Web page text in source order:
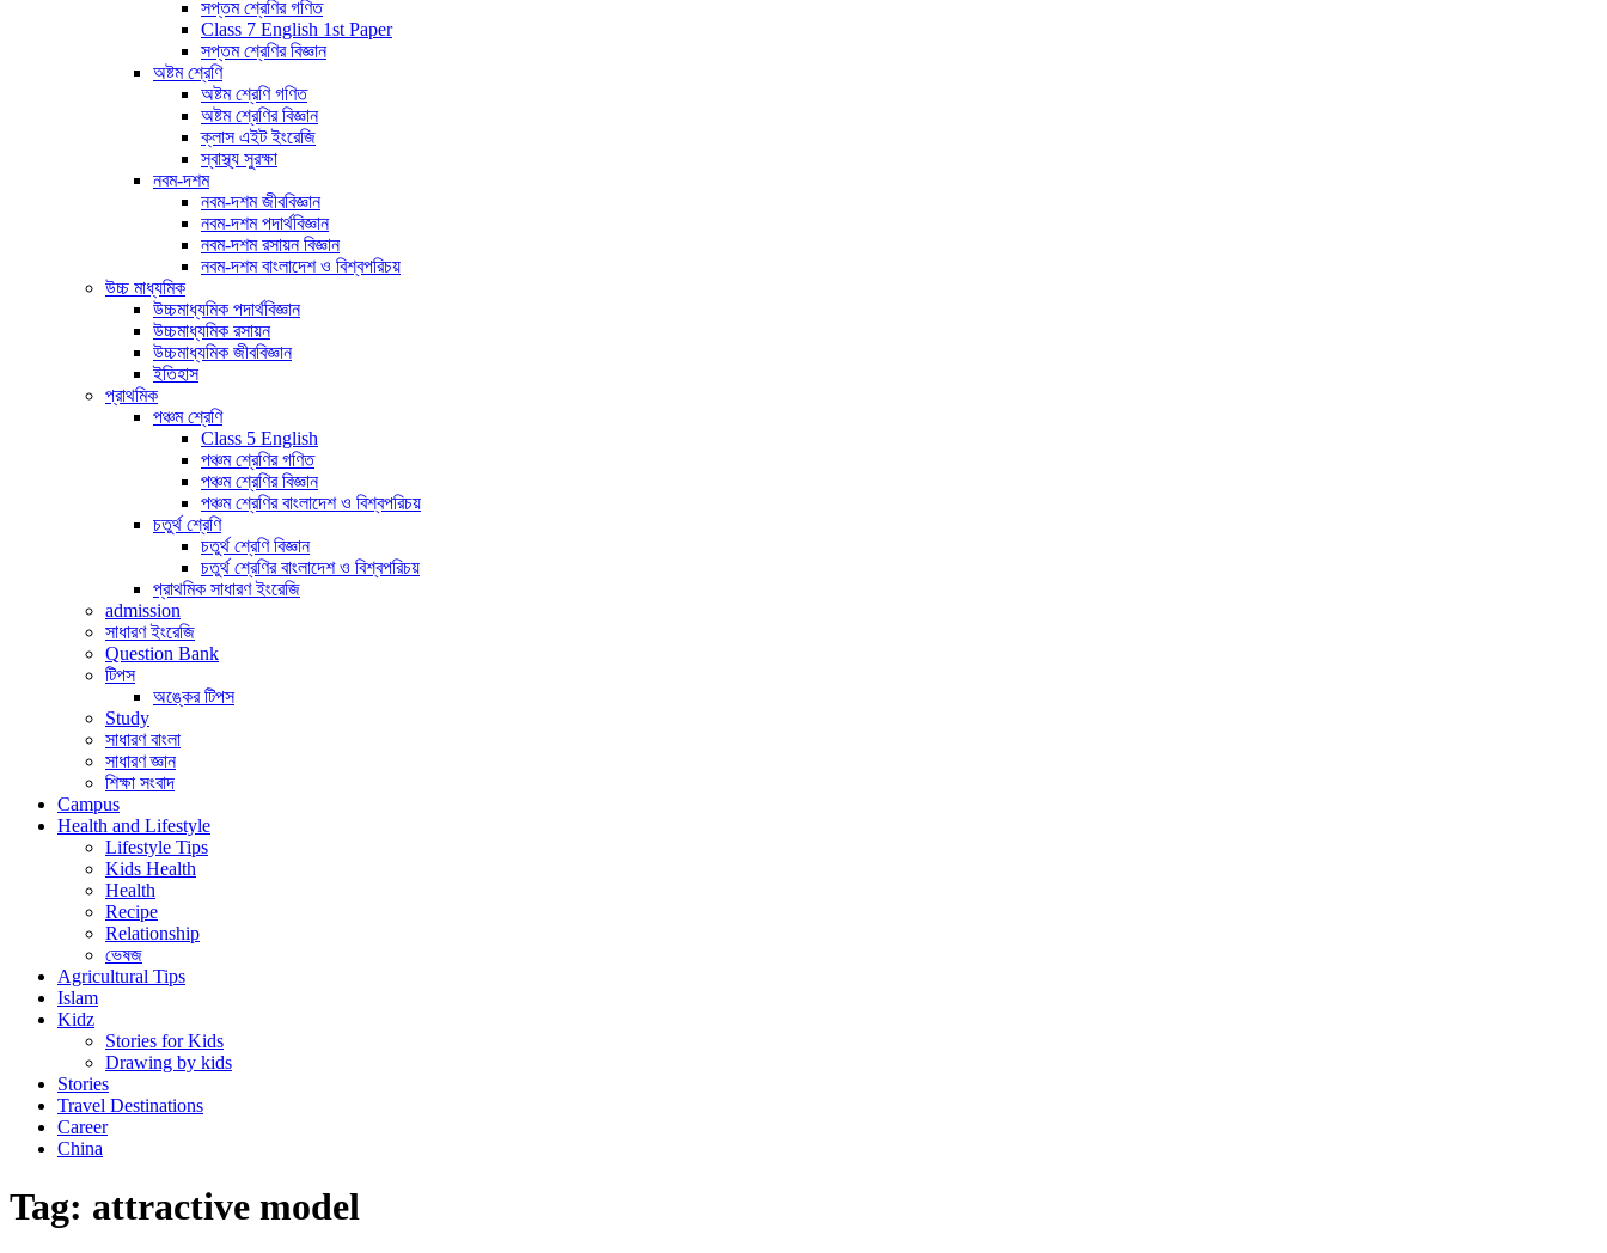
সপ্তম শ্রেণির গণিত
Class 7 English 1st Paper
সপ্তম শ্রেণির বিজ্ঞান
অষ্টম শ্রেণি
অষ্টম শ্রেণি গণিত
অষ্টম শ্রেণির বিজ্ঞান
ক্লাস এইট ইংরেজি
স্বাস্থ্য সুরক্ষা
নবম-দশম
নবম-দশম জীববিজ্ঞান
নবম-দশম পদার্থবিজ্ঞান
নবম-দশম রসায়ন বিজ্ঞান
নবম-দশম বাংলাদেশ ও বিশ্বপরিচয়
উচ্চ মাধ্যমিক
উচ্চমাধ্যমিক পদার্থবিজ্ঞান
উচ্চমাধ্যমিক রসায়ন
উচ্চমাধ্যমিক জীববিজ্ঞান
ইতিহাস
প্রাথমিক
পঞ্চম শ্রেণি
Class 5 English
পঞ্চম শ্রেণির গণিত
পঞ্চম শ্রেণির বিজ্ঞান
পঞ্চম শ্রেণির বাংলাদেশ ও বিশ্বপরিচয়
চতুর্থ শ্রেণি
চতুর্থ শ্রেণি বিজ্ঞান
চতুর্থ শ্রেণির বাংলাদেশ ও বিশ্বপরিচয়
প্রাথমিক সাধারণ ইংরেজি
admission
সাধারণ ইংরেজি
Question Bank
টিপস
অঙ্কের টিপস
Study
সাধারণ বাংলা
সাধারণ জ্ঞান
শিক্ষা সংবাদ
Campus
Health and Lifestyle
Lifestyle Tips
Kids Health
Health
Recipe
Relationship
ভেষজ
Agricultural Tips
Islam
Kidz
Stories for Kids
Drawing by kids
Stories
Travel Destinations
Career
China
Tag: attractive model